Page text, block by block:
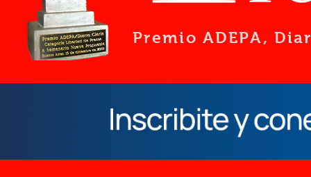
Premio ADEPA,